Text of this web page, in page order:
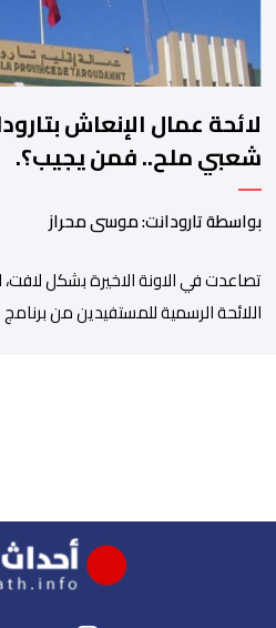
لائحة عمال الإنعاش
شعبي ملح.. فمن يجيب؟.
بواسطة تارودانت: موسى محراز
تصاعدت في الاونة الاخيرة بشكل
اللائحة الرسمية للمستفيدين من